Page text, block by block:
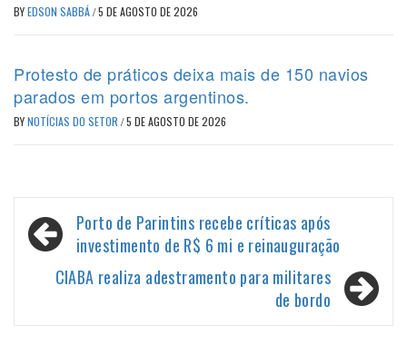
BYEDSON SABBÁ/5 DE AGOSTO DE 2026
Protesto de práticos deixa mais de 150 navios
parados em portos argentinos.
BYNOTÍCIAS DO SETOR /5 DE AGOSTO DE 2026
Navegação
de
Post
Porto de Parintins recebe críticas após
investimento de R$ 6 mi e reinauguração
CIABA realiza adestramento para militares
de bordo